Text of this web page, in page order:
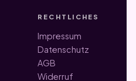
RECHTLICHES
Impressum
Datenschutz
AGB
Widerruf